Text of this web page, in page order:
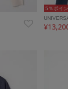
5％ポイ